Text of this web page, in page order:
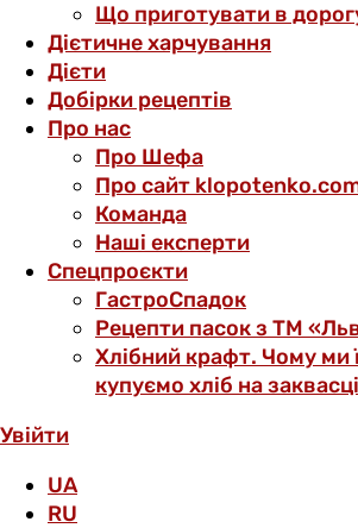
Що приготувати в
Дієтичне харчування
Дієти
Добірки рецептів
Про нас
Про Шефа
Про сайт
Команда
Наші експерти
Спецпроєкти
ГастроСпадок
Рецепти пасок з ТМ
Хлібний крафт. Чому ми
купуємо хліб на заквасці
Увійти
UA
RU